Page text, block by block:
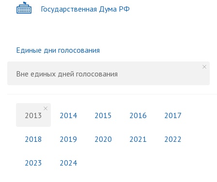
Государственная Дума РФ
Единые дни голосования
Вне единых дней голосования
2013 2014 2015 2016 2017
2018 2019 2020 2021 2022
2023 2024